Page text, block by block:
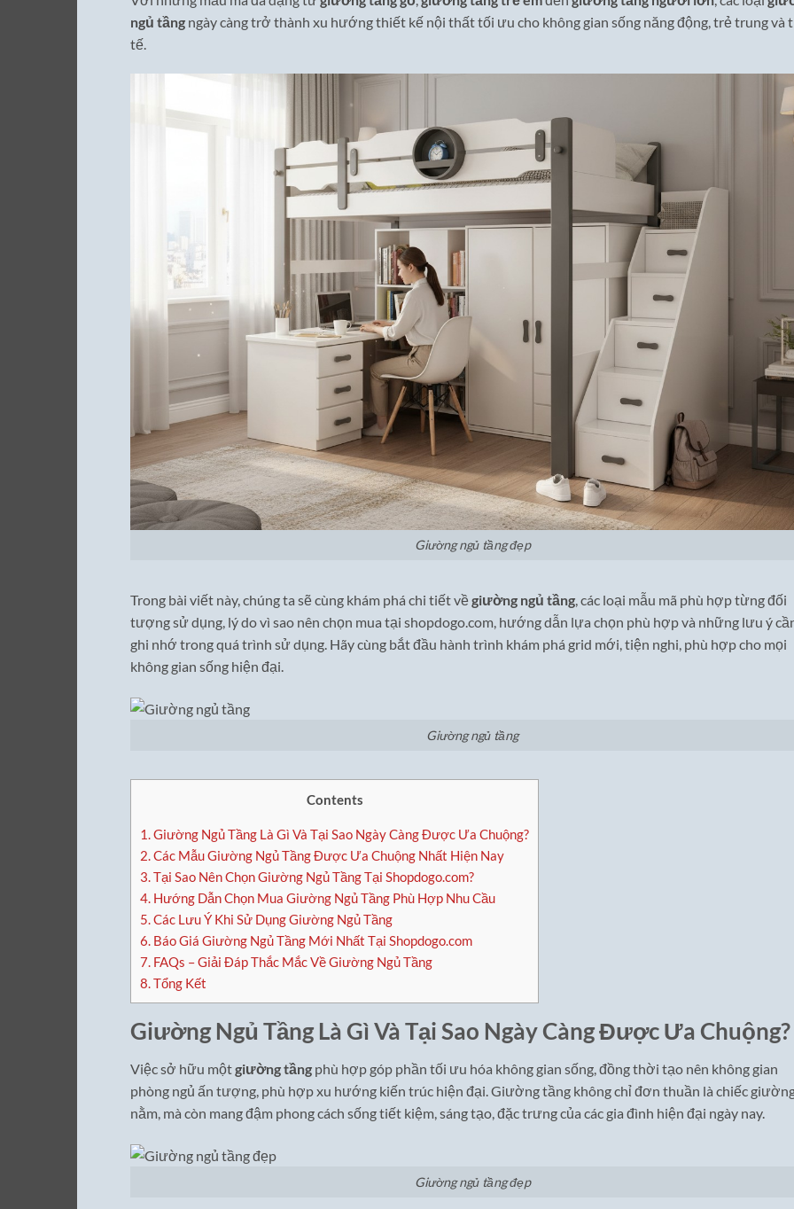
ngủ tầng ngày càng trở thành xu hướng thiết kế nội thất tối ưu cho không gian sống năng động, trẻ trung và
tế.
Giường ngủ tầng đẹp
Trong bài viết này, chúng ta sẽ cùng khám phá chi tiết vềgiường ngủ tầng, các loại mẫu mã phù hợp từng đối
tượng sử dụng, lý do vì sao nên chọn mua tại shopdogo.com, hướng dẫn lựa chọn phù hợp và những lưu ý
ghi nhớ trong quá trình sử dụng. Hãy cùng bắt đầu hành trình khám phá grid mới, tiện nghi, phù hợp cho mọi
không gian sống hiện đại.
Giường ngủ tầng
Contents
1.Giường Ngủ Tầng Là Gì Và Tại Sao Ngày Càng Được Ưa Chuộng?
2.Các Mẫu Giường Ngủ Tầng Được Ưa Chuộng Nhất Hiện Nay
3.Tại Sao Nên Chọn Giường Ngủ Tầng Tại Shopdogo.com?
4. Hướng Dẫn Chọn Mua Giường Ngủ Tầng Phù Hợp Nhu Cầu
5.Các Lưu Ý Khi Sử Dụng Giường Ngủ Tầng
6. Báo Giá Giường Ngủ Tầng Mới Nhất Tại Shopdogo.com
7. FAQs – Giải Đáp Thắc Mắc Về Giường Ngủ Tầng
8.Tổng Kết
Giường Ngủ Tầng Là Gì Và Tại Sao Ngày Càng Được Ưa Chuộng?
Việc sở hữu mộtgiường tầng phù hợp góp phần tối ưu hóa không gian sống, đồng thời tạo nên không gian
phòng ngủ ấn tượng, phù hợp xu hướng kiến trúc hiện đại. Giường tầng không chỉ đơn thuần là chiếc
nằm, mà còn mang đậm phong cách sống tiết kiệm, sáng tạo, đặc trưng của các gia đình hiện đại ngày nay.
Giường ngủ tầng đẹp